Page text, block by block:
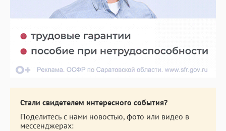
Стали свидетелем интересного события?
Поделитесь с нами новостью, фото или видео в
мессенджерах: